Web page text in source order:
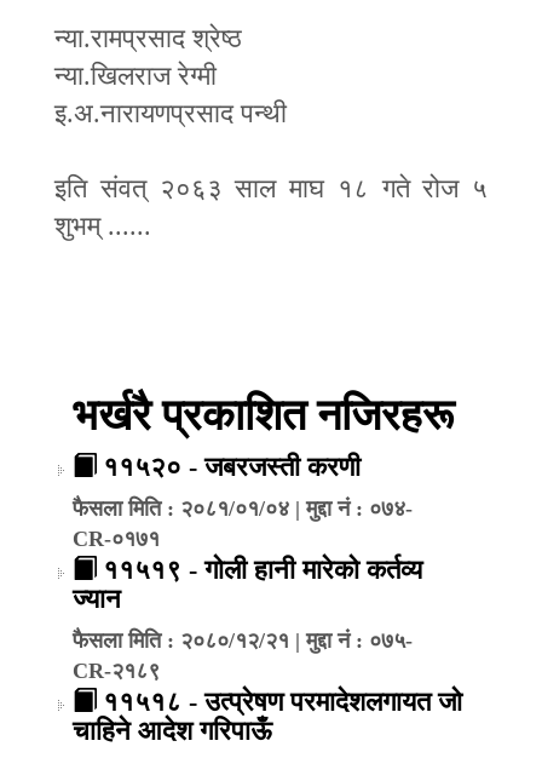
न्या.रामप्रसाद श्रेष्ठ
न्या.खिलराज रेग्मी
इ.अ.नारायणप्रसाद पन्थी
इति संवत् २०६३ साल माघ १८ गते रोज ५
शुभम् ......
भर्खरै प्रकाशित नजिरहरू
११५२० - जबरजस्ती करणी
फैसला मिति : २०८१/०१/०४ | मुद्दा नं : ०७४-
CR-०१७१
११५१९ - गोली हानी मारेको कर्तव्य
ज्यान
फैसला मिति : २०८०/१२/२१ | मुद्दा नं : ०७५-
CR-२१८९
११५१८ - उत्प्रेषण परमादेशलगायत जो
चाहिने आदेश गरिपाऊँ